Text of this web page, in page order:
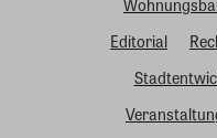
Editorial